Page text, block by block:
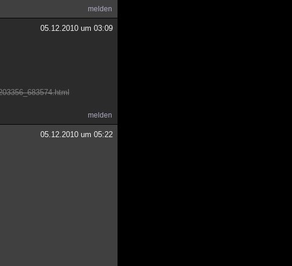
melden
05.12.2010 um 03:09
melden
05.12.2010 um 05:22